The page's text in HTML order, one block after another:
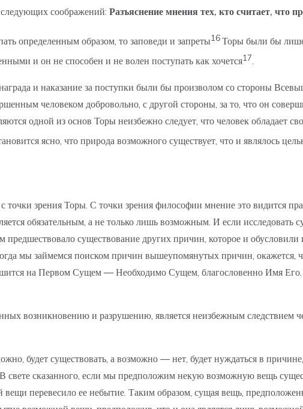
соображений: Разъяснение мнения тех, кто считает, что
определенным образом, то заповеди и запреты16Торы были бы
и он не способен и не волен поступать как хочется17.
и наказание за поступки были бы произволом со стороны
человеком добровольно, с другой стороны, за то, что он
одной из основ Торы неизбежно следует, что человек обладает
ясно, что природа возможного существует, что и являлось
точки зрения Торы. С точки зрения философии мнение это видится
обязательным, а не только лишь возможным. И если исследовать
существование других причин, которое и
мы займемся поиском причин вышеупомянутых причин, окажется,
на Первом Сущем — Необходимо Сущем, благословенно Имя
возникновению и разрушению, является неизбежным следствием
будет существовать, а возможно — нет, будет нуждаться в
сказанного, если мы предположим некую возможную вещь
перевесило ее небытие. Таким образом, сущая вещь,